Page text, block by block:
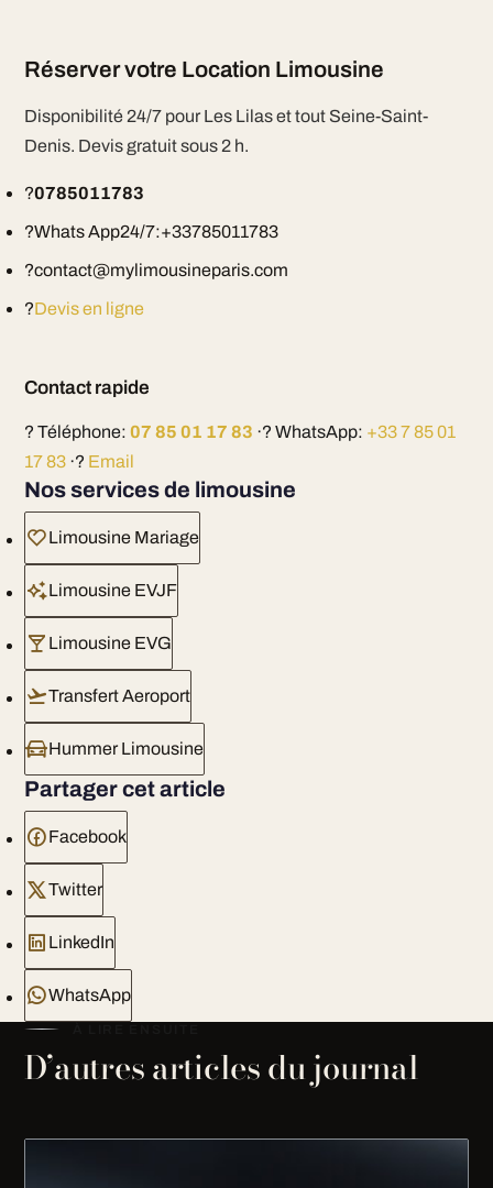
Réserver votre Location Limousine
Disponibilité 24/7 pour Les Lilas et tout Seine-Saint-
Denis. Devis gratuit sous 2 h.
?0785011783
?Whats App24/7:+33785011783
?contact@mylimousineparis.com
?Devis en ligne
Contact rapide
? Téléphone: 07 85 01 17 83 ·? WhatsApp: +33 7 85 01
17 83·? Email
Nos services de limousine
Limousine Mariage
Limousine EVJF
Limousine EVG
Transfert Aeroport
Hummer Limousine
Partager cet article
Facebook
Twitter
LinkedIn
WhatsApp
D’autres articles du journal